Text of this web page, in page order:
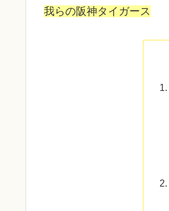
我らの阪神タイガース